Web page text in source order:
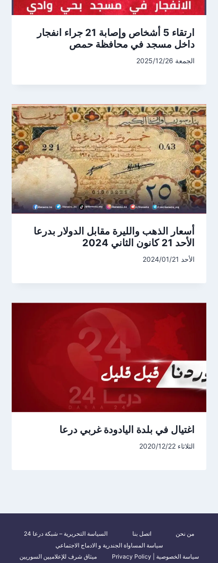
ارتقاء 5 أشخاص وإصابة 21 جراء انفجار
داخل مسجد في محافظة حمص
الجمعة 2025/12/26
أسعار الذهب والليرة مقابل الدولار بدرعا
الأحد 21 كانون الثاني 2024
الأحد 2024/01/21
اغتيال في بلدة اليادودة غربي درعا
الثلاثاء 2020/12/22
من نحن اتصل بنا
السياسة التحريرية – شبكة درعا 24
سياسة المساواة الجندرية و الادماج الاجتماعي
سياسة الخصوصية | Privacy Policy
ميثاق شرف للإعلاميين السوريين